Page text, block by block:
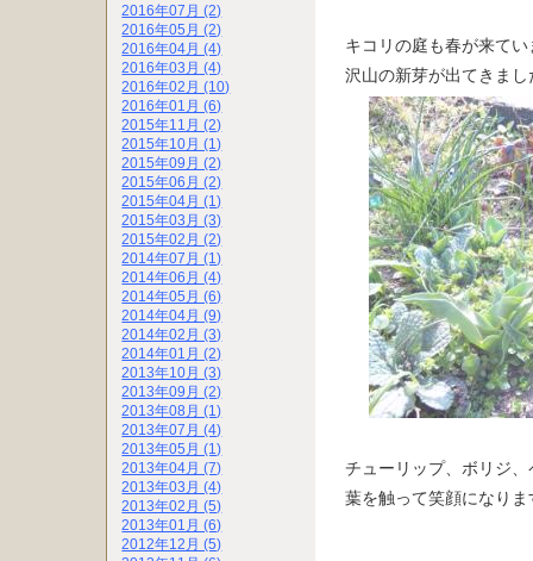
キコリの庭も春が来てい
沢山の新芽が出てきまし
チューリップ、ボリジ
葉を触って笑顔になりま
2016年07月 (2)
2016年05月 (2)
2016年04月 (4)
2016年03月 (4)
2016年02月 (10)
2016年01月 (6)
2015年11月 (2)
2015年10月 (1)
2015年09月 (2)
2015年06月 (2)
2015年04月 (1)
2015年03月 (3)
2015年02月 (2)
2014年07月 (1)
2014年06月 (4)
2014年05月 (6)
2014年04月 (9)
2014年02月 (3)
2014年01月 (2)
2013年10月 (3)
2013年09月 (2)
2013年08月 (1)
2013年07月 (4)
2013年05月 (1)
2013年04月 (7)
2013年03月 (4)
2013年02月 (5)
2013年01月 (6)
2012年12月 (5)